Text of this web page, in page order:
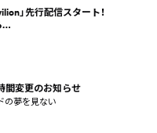
」先行配信スタート！
…
間変更のお知らせ
の夢を見ない